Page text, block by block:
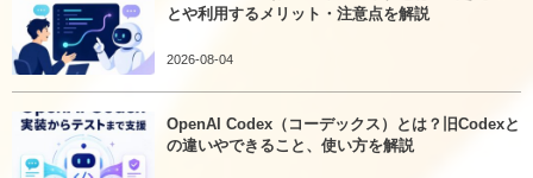
とや利用するメリット・注意点を解説
2026-08-04
OpenAI Codex（コーデックス）とは？旧Codexと
の違いやできること、使い方を解説